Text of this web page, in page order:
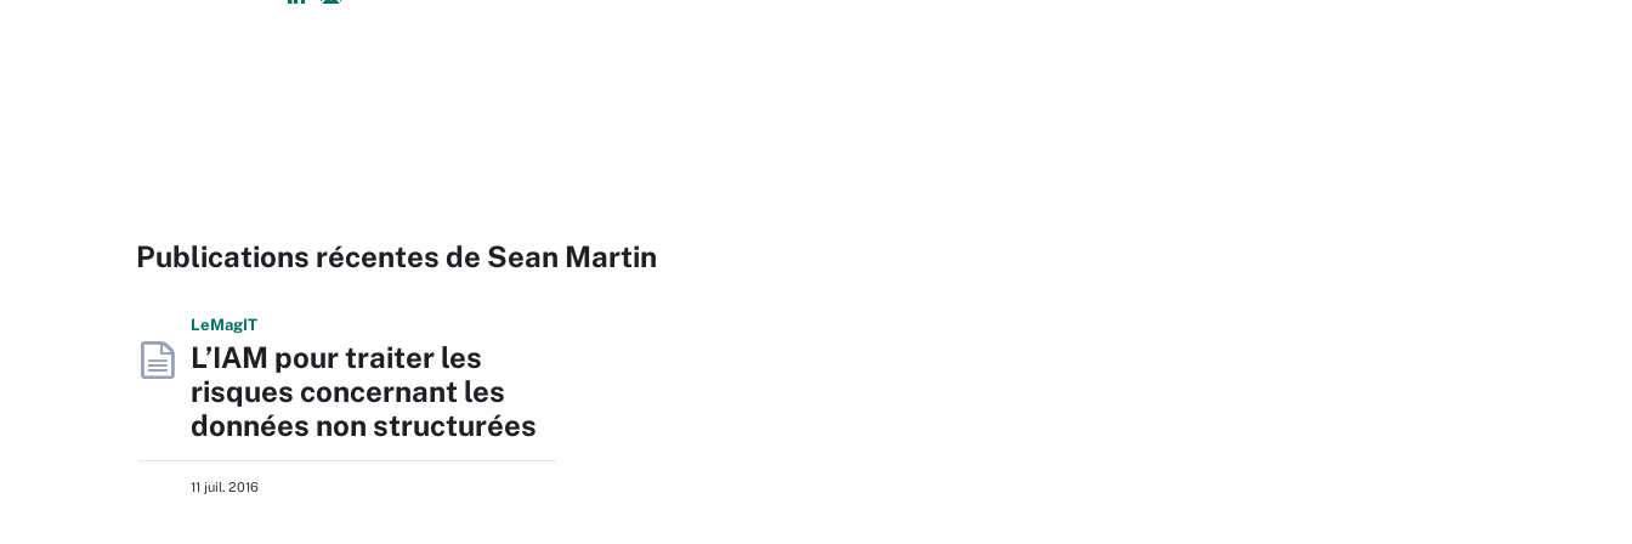
Publications récentes de Sean Martin
LeMagIT
L’IAM pour traiter les
risques concernant les
données non structurées
11 juil. 2016